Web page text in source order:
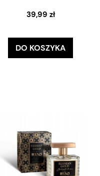
39,99 zł
DO KOSZYKA